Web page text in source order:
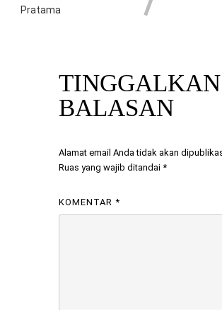
Pratama
TINGGALKAN
BALASAN
Alamat email Anda tidak akan
Ruas yang wajib ditandai *
KOMENTAR *